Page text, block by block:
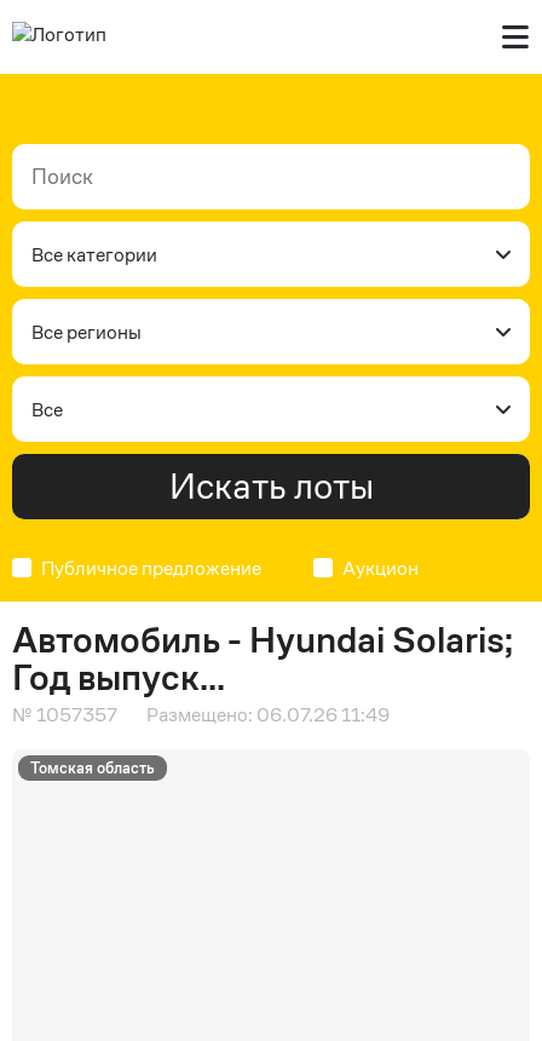
В продаже
Контакты
Все категории
Все регионы
Все
Искать лоты
Публичное предложение Аукцион
Автомобиль - Hyundai Solaris;
Год выпуск...
№ 1057357 Размещено: 06.07.26 11:49
Томская область